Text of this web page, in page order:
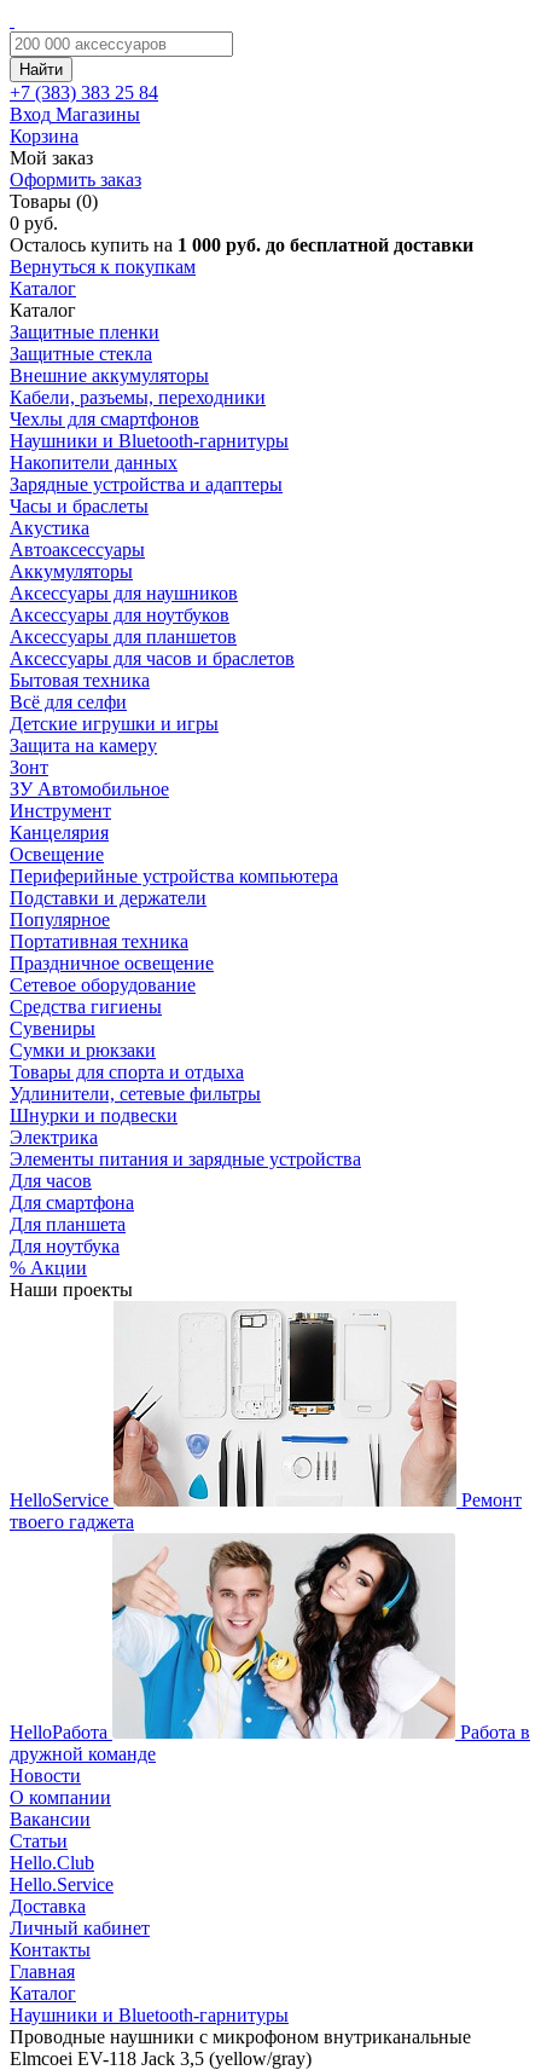
Найти
+7 (383) 383 25 84
Вход Магазины
Корзина
Мой заказ
Оформить заказ
Товары (0)
0 руб.
Осталось купить на 1 000 руб. до бесплатной доставки
Вернуться к покупкам
Каталог
Каталог
Защитные пленки
Защитные стекла
Внешние аккумуляторы
Кабели, разъемы, переходники
Чехлы для смартфонов
Наушники и Bluetooth-гарнитуры
Накопители данных
Зарядные устройства и адаптеры
Часы и браслеты
Акустика
Автоаксессуары
Аккумуляторы
Аксессуары для наушников
Аксессуары для ноутбуков
Аксессуары для планшетов
Аксессуары для часов и браслетов
Бытовая техника
Всё для селфи
Детские игрушки и игры
Защита на камеру
Зонт
ЗУ Автомобильное
Инструмент
Канцелярия
Освещение
Периферийные устройства компьютера
Подставки и держатели
Популярное
Портативная техника
Праздничное освещение
Сетевое оборудование
Средства гигиены
Сувениры
Сумки и рюкзаки
Товары для спорта и отдыха
Удлинители, сетевые фильтры
Шнурки и подвески
Электрика
Элементы питания и зарядные устройства
Для часов
Для смартфона
Для планшета
Для ноутбука
% Акции
Наши проекты
HelloService
Ремонт
твоего гаджета
HelloРабота
Работа в
дружной команде
Новости
О компании
Вакансии
Статьи
Hello.Club
Hello.Service
Доставка
Личный кабинет
Контакты
Главная
Каталог
Наушники и Bluetooth-гарнитуры
Проводные наушники с микрофоном внутриканальные
Elmcoei EV-118 Jack 3,5 (yellow/gray)